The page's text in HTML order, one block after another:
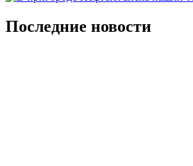
Последние новости